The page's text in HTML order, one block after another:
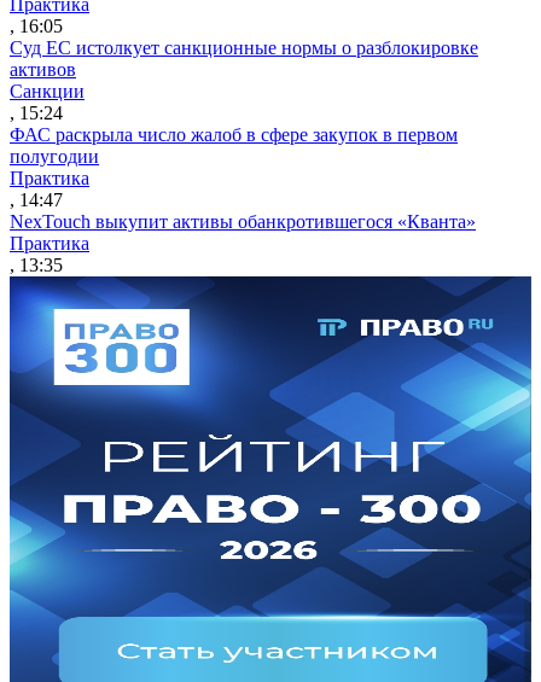
Практика
, 16:05
Суд ЕС истолкует санкционные нормы о разблокировке
активов
Санкции
, 15:24
ФАС раскрыла число жалоб в сфере закупок в первом
полугодии
Практика
, 14:47
NexTouch выкупит активы обанкротившегося «Кванта»
Практика
, 13:35